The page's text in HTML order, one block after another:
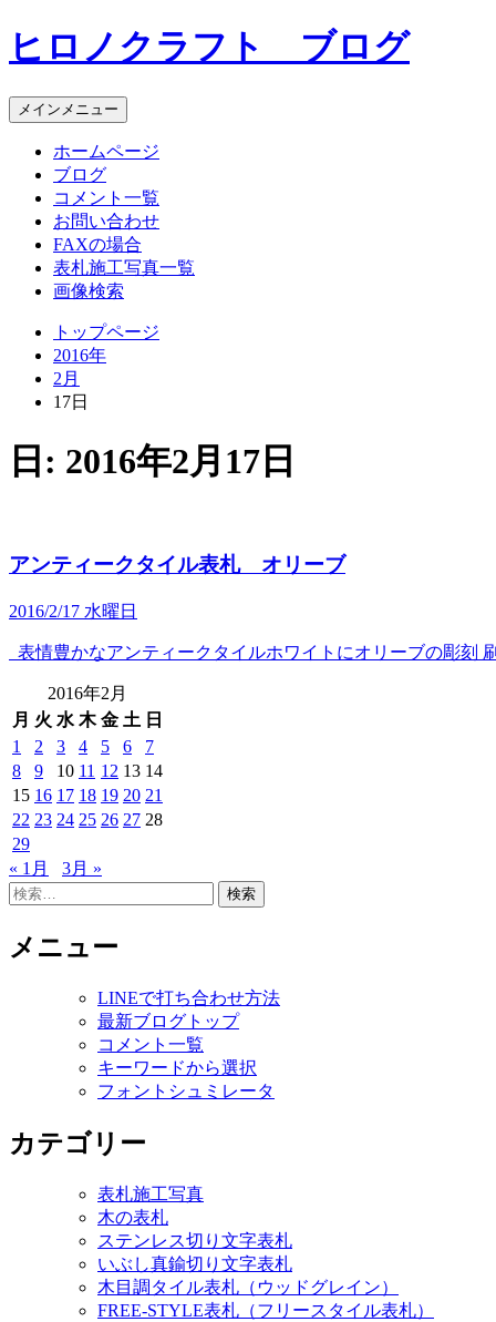
コ
ン
ン
ツ
ヒロノクラフト ブログ
メインメニュー
ホームページ
ブログ
コメント一覧
お問い合わせ
FAXの場合
表札施工写真一覧
画像検索
トップページ
2016年
2月
17日
日: 2016年2月17日
アンティークタイル表札 オリーブ
2016/2/17 水曜日
表情豊かなアンティークタイルホワイトにオリーブの彫
2016年2月
月 火 水 木 金 土 日
1
2 3 4 5 6
7
8
9 10 11 12 13 14
15 16 17 18 19 20 21
22 23 24 25 26 27 28
29
« 1月
3月 »
検
メニュー
LINEで打ち合わせ方法
最新ブログトップ
コメント一覧
キーワードから選択
フォントシュミレータ
カテゴリー
表札施工写真
木の表札
ステンレス切り文字表札
いぶし真鍮切り文字表札
木目調タイル表札（ウッドグレイン）
FREE-STYLE表札（フリースタイル表札）